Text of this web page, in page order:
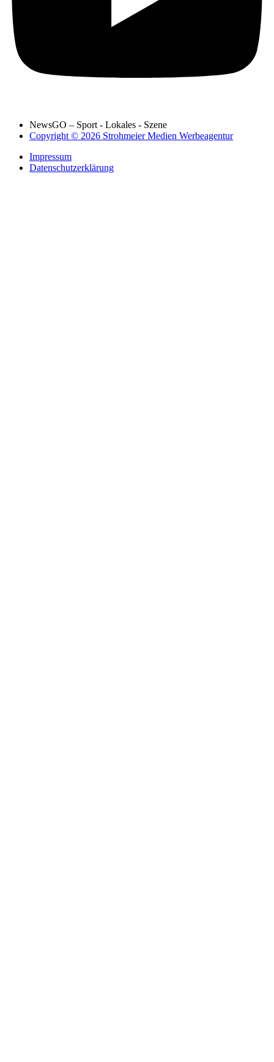
NewsGO – Sport - Lokales - Szene
Copyright © 2026 Strohmeier Medien Werbeagentur
Impressum
Datenschutzerklärung